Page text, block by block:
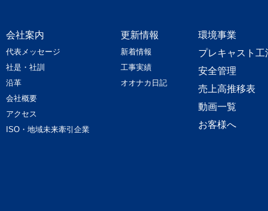
会社案内
代表メッセージ
社是・社訓
沿革
会社概要
アクセス
ISO・地域未来牽引企業
更新情報
新着情報
工事実績
オオナカ日記
環境事業
プレキャスト工
安全管理
売上高推移表
動画一覧
お客様へ